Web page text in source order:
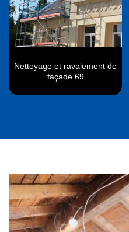
Nettoyage et ravalement de
façade 69